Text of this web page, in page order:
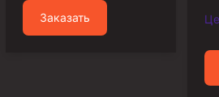
Пробки цементировочные
Скребки корончатые СК и
Заказать